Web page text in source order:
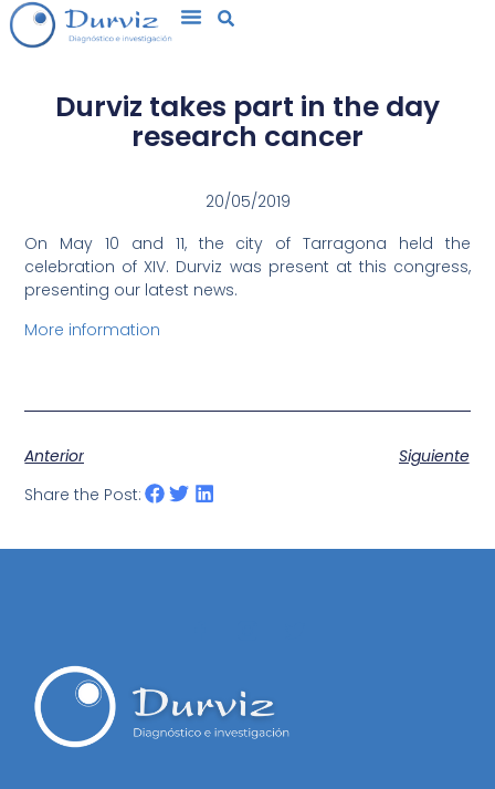
Durviz takes part in the day
research cancer
20/05/2019
On May 10 and 11, the city of Tarragona held the
celebration of XIV. Durviz was present at this congress,
presenting our latest news.
More information
Anterior
Siguiente
Share the Post: